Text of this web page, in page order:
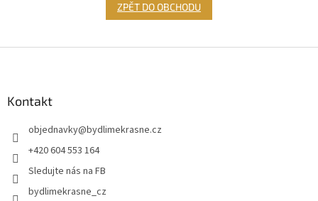
ZPĚT DO OBCHODU
Kontakt
objednavky@bydlimekrasne.cz
+420 604 553 164
Sledujte nás na FB
bydlimekrasne_cz